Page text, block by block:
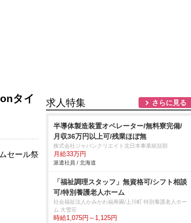
タイ
セール祭
求人特集 さらに見る
半導体製造装置オペレーター/無料寮完備/
月収36万円以上可/残業ほぼ無
株式会社ジャパンクリエイト北日本事業統括部
月給33万円
派遣社員 / 北海道
「福祉調理スタッフ」無資格可/シフト相談
可/特別養護老人ホーム
社会福祉法人かみかわ福寿園/上川町 特別養護老人ホー
ム 大雪荘
時給1,075円～1,125円